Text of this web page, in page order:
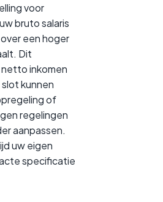
voor
bruto salaris
een hoger
Dit
inkomen
kunnen
of
regelingen
aanpassen.
uw eigen
specificatie